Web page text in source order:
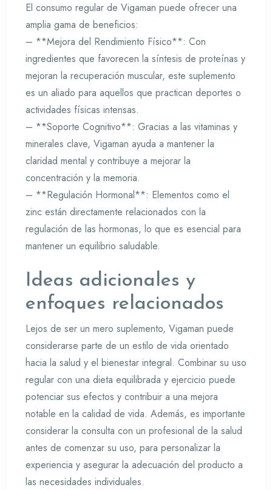
El consumo regular de Vigaman puede ofrecer una
amplia gama de beneficios:
– **Mejora del Rendimiento Físico**: Con
ingredientes que favorecen la síntesis de proteínas y
mejoran la recuperación muscular, este suplemento
es un aliado para aquellos que practican deportes o
actividades físicas intensas.
– **Soporte Cognitivo**: Gracias a las vitaminas y
minerales clave, Vigaman ayuda a mantener la
claridad mental y contribuye a mejorar la
concentración y la memoria.
– **Regulación Hormonal**: Elementos como el
zinc están directamente relacionados con la
regulación de las hormonas, lo que es esencial para
mantener un equilibrio saludable.
Ideas adicionales y
enfoques relacionados
Lejos de ser un mero suplemento, Vigaman puede
considerarse parte de un estilo de vida orientado
hacia la salud y el bienestar integral. Combinar su uso
regular con una dieta equilibrada y ejercicio puede
potenciar sus efectos y contribuir a una mejora
notable en la calidad de vida. Además, es importante
considerar la consulta con un profesional de la salud
antes de comenzar su uso, para personalizar la
experiencia y asegurar la adecuación del producto a
las necesidades individuales.